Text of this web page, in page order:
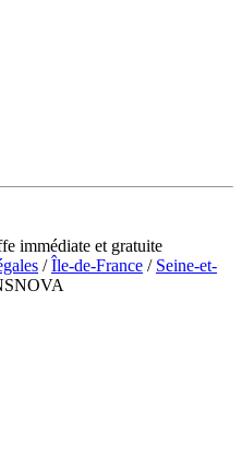
immédiate et gratuite
/Île-de-France / Seine-et-